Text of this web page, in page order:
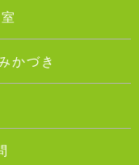
かづき